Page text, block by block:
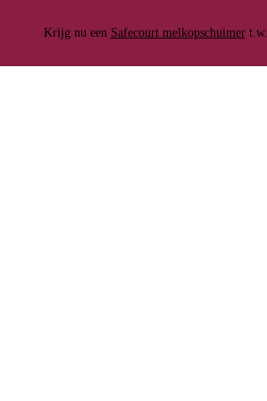
100.000+ klanten gingen je voor
Krijg nu een Safecourt melkopschuimer